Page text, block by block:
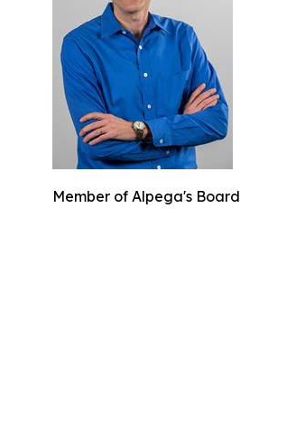
Member of Alpega's Board